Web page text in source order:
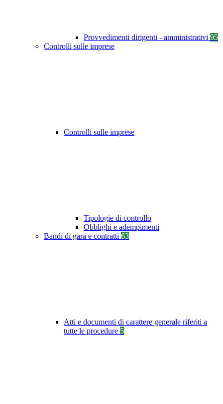
Provvedimenti dirigenti - amministrativi 95
Controlli sulle imprese
Controlli sulle imprese
Tipologie di controllo
Obblighi e adempimenti
Bandi di gara e contratti 63
Atti e documenti di carattere generale riferiti a
tutte le procedure 5